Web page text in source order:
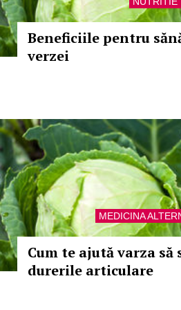
Beneficiile pentru
verzei
MEDICINA
Cum te ajută varza să
durerile articulare